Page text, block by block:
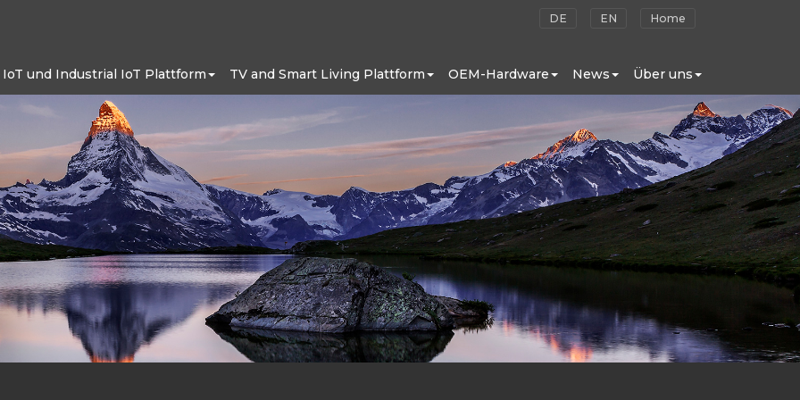
DE EN Home
IoT und Industrial IoT Plattform TV and Smart Living Plattform OEM-Hardware News Über uns